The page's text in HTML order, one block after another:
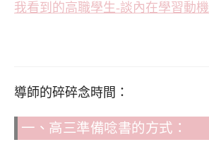
我看到的高職學生-談內在學習動機
導師的碎碎念時間：
一、高三準備唸書的方式：